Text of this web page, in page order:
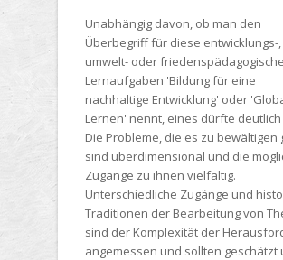
Unabhängig davon, ob man den
Überbegriff für diese entwicklungs-,
umwelt- oder
Lernaufgaben 'Bildung für eine
nachhaltige Entwicklung' oder
Lernen' nennt, eines dürfte deutlich
Die Probleme, die es zu bewältigen
sind überdimensional und die
Zugänge zu ihnen vielfältig.
Unterschiedliche Zugänge und
Traditionen der Bearbeitung von
sind der Komplexität der
angemessen und sollten geschätzt